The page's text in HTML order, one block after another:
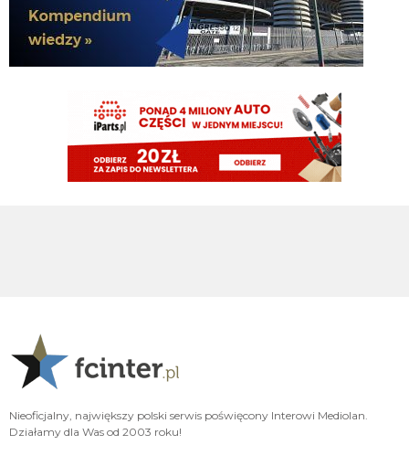
Claudio
06.08.2026 19:21
Oby tak blisko jak Palestra Interu
Claudio 06.08.2026 19:21
06.08.2026 18:51
A do obrony ściągną Ostigarda z Genoa i będą wmawiać że Stones to od
poczatku był kupowany do pierwszego składu, bo jest wybitny
Klinsi64
o ile sytuacje z Palestrą można usprawiedliwić,Khalaili to chore wymogi
CONI tak sytuacja z Romero to kompro potężne
Strona ostatnio śmiga niczym Inter na rynku transferowym
Nieoficjalny, największy polski serwis poświęcony Interowi Mediolan.
Działamy dla Was od 2003 roku!